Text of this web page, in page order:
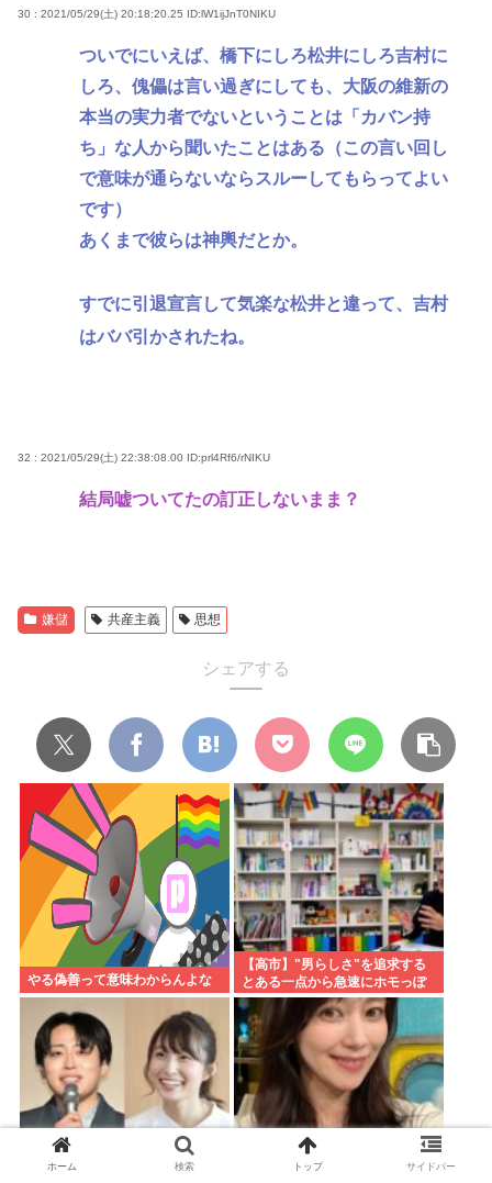
30 : 2021/05/29(土) 20:18:20.25 ID:lW1ijJnT0NIKU
ついでにいえば、橋下にしろ松井にしろ吉村に
しろ、傀儡は言い過ぎにしても、大阪の維新の
本当の実力者でないということは「カバン持
ち」な人から聞いたことはある（この言い回し
で意味が通らないならスルーしてもらってよい
です）
あくまで彼らは神輿だとか。
すでに引退宣言して気楽な松井と違って、吉村
はババ引かされたね。
32 : 2021/05/29(土) 22:38:08.00 ID:prl4Rf6/rNIKU
結局嘘ついてたの訂正しないまま？
嫌儲 共産主義 思想
シェアする
やる偽善って意味わからんよな
【高市】"男らしさ"を追求する
とある一点から急速にホモっぽ
くなる現象に名前付けてくれ。
ラプラスの魔とか不気味の谷み
たいな
ホーム 検索 トップ サイドバー